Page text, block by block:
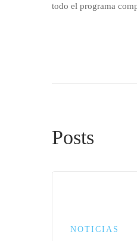
todo el programa
Posts
NOTICIAS